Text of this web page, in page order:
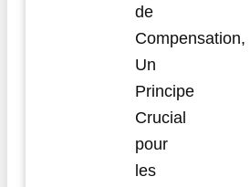
de
Compensation,
Un
Principe
Crucial
pour
les